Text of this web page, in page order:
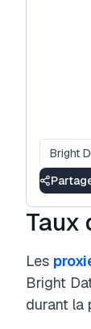
Bright
Taux
Les
Bright
durant la